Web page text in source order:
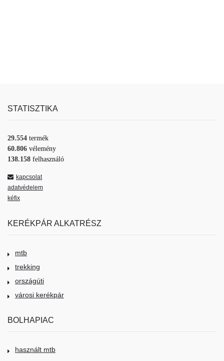
STATISZTIKA
29.554 termék
60.806 vélemény
138.158 felhasználó
kapcsolat
adatvédelem
kéfix
KERÉKPÁR ALKATRÉSZ
mtb
trekking
országúti
városi kerékpár
BOLHAPIAC
használt mtb